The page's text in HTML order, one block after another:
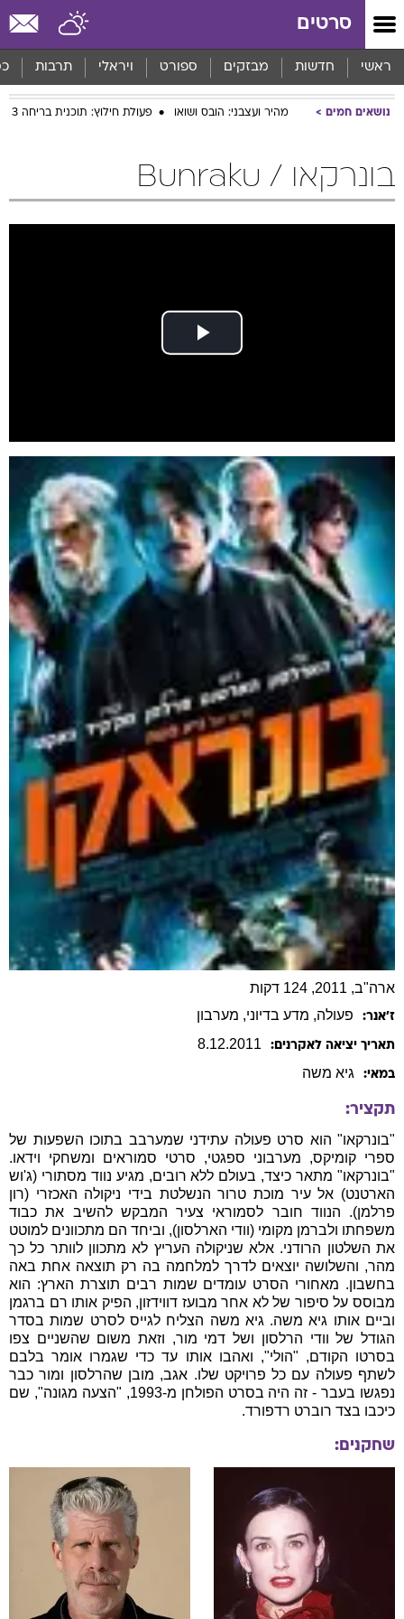
סרטים
ראשי חדשות מבזקים ספורט ויראלי תרבות
נושאים חמים מהיר ועצבני: הובס ושואו פעולת חילוץ: תוכנית בריחה 3
בונרקאו / Bunraku
ארה"ב, 2011, 124 דקות
ז׳אנר: פעולה, מדע בדיוני, מערבון
תאריך יציאה לאקרנים: 8.12.2011
במאי: גיא משה
תקציר:
"בונרקאו" הוא סרט פעולה עתידני שמערבב בתוכו השפעות של
ספרי קומיקס, מערבוני ספגטי, סרטי סמוראים ומשחקי וידאו.
"בונרקאו" מתאר כיצד, בעולם ללא רובים, מגיע נווד מסתורי (ג'וש
הארטנט) אל עיר מוכת טרור הנשלטת בידי ניקולה האכזרי (רון
פרלמן). הנווד חובר לסמוראי צעיר המבקש להשיב את כבוד
משפחתו ולברמן מקומי (וודי הארלסון), וביחד הם מתכוונים למוטט
את השלטון הרודני. אלא שניקולה העריץ לא מתכוון לוותר כל כך
מהר, והשלושה יוצאים לדרך למלחמה בה רק תוצאה אחת באה
בחשבון. מאחורי הסרט עומדים שמות רבים תוצרת הארץ: הוא
מבוסס על סיפור של לא אחר מבועז דווידזון, הפיק אותו רם ברגמן
וביים אותו גיא משה. גיא משה הצליח לגייס לסרט שמות בסדר
הגודל של וודי הרלסון ושל דמי מור, וזאת משום שהשניים צפו
בסרטו הקודם, "הולי", ואהבו אותו עד כדי שגמרו אומר בלבם
לשתף פעולה עם כל פרויקט שלו. אגב, מובן שהרלסון ומור כבר
נפגשו בעבר - זה היה בסרט הפולחן מ-1993, "הצעה מגונה", שם
כיכבו בצד רוברט רדפורד.
שחקנים: